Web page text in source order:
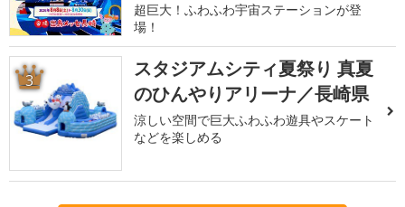
超巨大！ふわふわ宇宙ステーションが登
場！
3
スタジアムシティ夏祭り 真夏
のひんやりアリーナ／長崎県
涼しい空間で巨大ふわふわ遊具やスケート
などを楽しめる